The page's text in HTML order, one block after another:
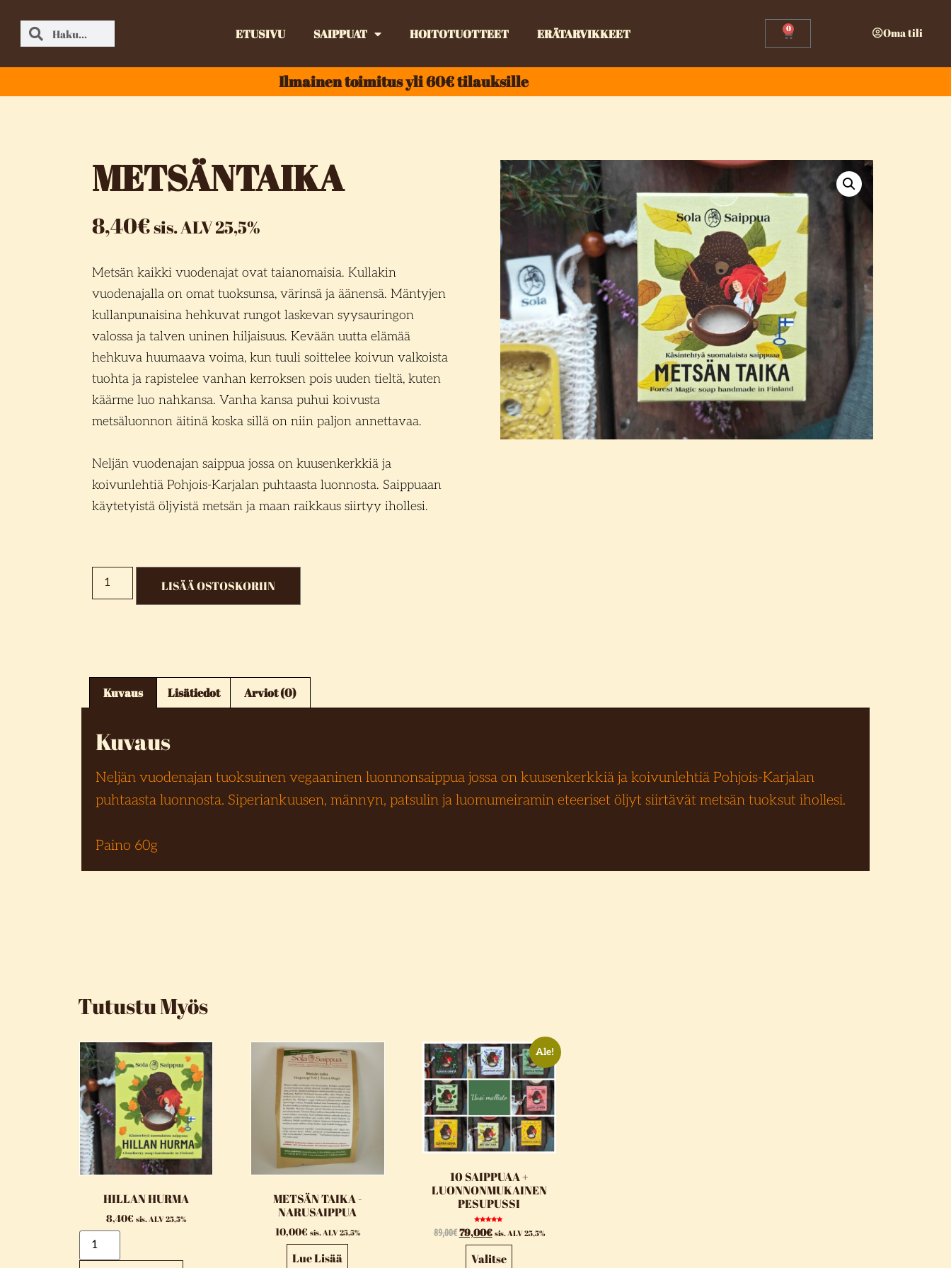
ETUSIVU SAIPPUAT HOITOTUOTTEET ERÄTARVIKKEET 0 Oma tili
Ilmainen toimitus yli 60€ tilauksille
METSÄNTAIKA
8,40€sis. ALV 25,5%
Metsän kaikki vuodenajat ovat taianomaisia. Kullakin
vuodenajalla on omat tuoksunsa, värinsä ja äänensä. Mäntyjen
kullanpunaisina hehkuvat rungot laskevan syysauringon
valossa ja talven uninen hiljaisuus. Kevään uutta elämää
hehkuva huumaava voima, kun tuuli soittelee koivun valkoista
tuohta ja rapistelee vanhan kerroksen pois uuden tieltä, kuten
käärme luo nahkansa. Vanha kansa puhui koivusta
metsäluonnon äitinä koska sillä on niin paljon annettavaa.
Neljän vuodenajan saippua jossa on kuusenkerkkiä ja
koivunlehtiä Pohjois-Karjalan puhtaasta luonnosta. Saippuaan
käytetyistä öljyistä metsän ja maan raikkaus siirtyy ihollesi.
LISÄÄ OSTOSKORIIN
Kuvaus Lisätiedot Arviot (0)
Kuvaus
Neljän vuodenajan tuoksuinen vegaaninen luonnonsaippua jossa on kuusenkerkkiä ja koivunlehtiä Pohjois-Karjalan
puhtaasta luonnosta. Siperiankuusen, männyn, patsulin ja luomumeiramin eteeriset öljyt siirtävät metsän tuoksut ihollesi.
Paino 60g
Tutustu Myös
HILLAN HURMA
8,40€ sis. ALV 25,5%
METSÄN TAIKA -
NARUSAIPPUA
10,00€ sis. ALV 25,5%
Lue Lisää
Ale!
10 SAIPPUAA +
LUONNONMUKAINEN
PESUPUSSI
Arvostelu
tuotteesta:
5.00
/ 5
89,00€79,00€ sis. ALV 25,5%
Valitse